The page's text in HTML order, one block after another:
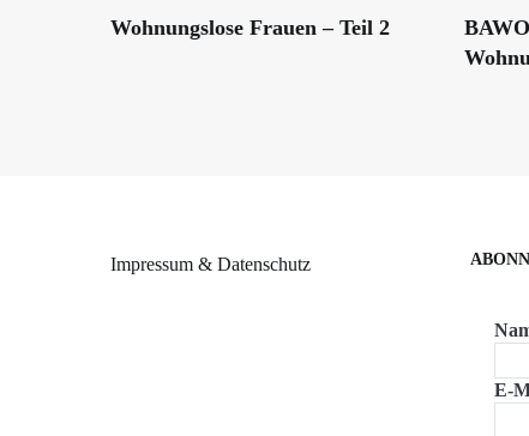
der
Wohnungslose Frauen – Teil 2
Impressum & Datenschutz
E-